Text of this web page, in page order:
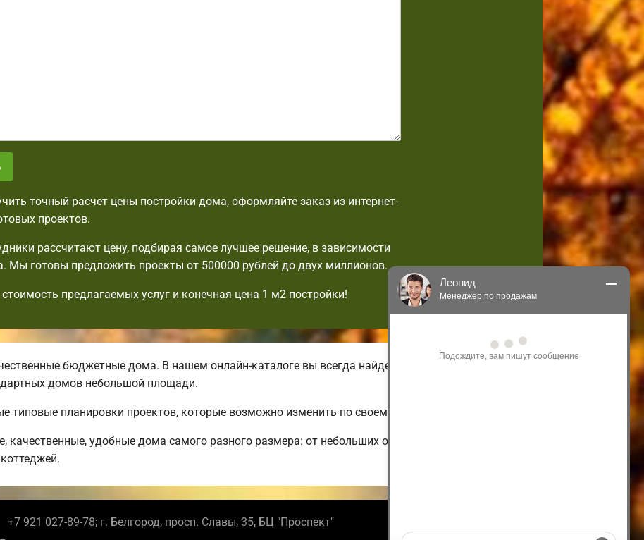
точный расчет цены постройки дома, оформляйте заказ из интернет-
проектов.
рассчитают цену, подбирая самое лучшее решение, в зависимости
Мы готовы предложить проекты от 500000 рублей до двух миллионов.
предлагаемых услуг и конечная цена 1 м2 постройки!
бюджетные дома. В нашем онлайн-каталоге вы всегда найдете зимние и летние
домов небольшой площади.
типовые планировки проектов, которые возможно изменить по своему вкусу.
удобные дома самого разного размера: от небольших одноэтажных и недорогих
+7 921 027-89-78; г. Белгород, просп. Славы, 35, БЦ "Проспект"
Леонид
Менеджер по продажам
проконсультировать Вас по нашим
акциям и проектам.